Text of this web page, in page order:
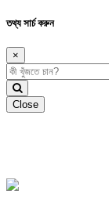
তথ্য সার্চ করুন
×
Close